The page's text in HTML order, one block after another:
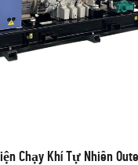
Chạy Khí Tự Nhiên